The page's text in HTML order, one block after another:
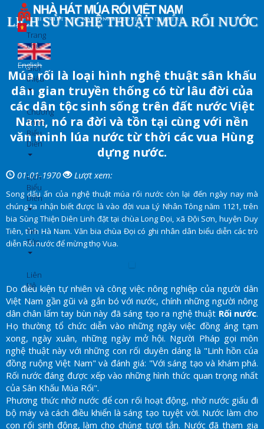
đến
nội
dung
English
Trang
chủ
Giới
thiệu
Chương
Trình
Biểu
Diễn
Lịch
Biểu
Diễn
Tin
Tức
Liên
Hệ
LỊCH SỬ NGHỆ THUẬT MÚA RỐI NƯỚC
Múa rối là loại hình nghệ thuật sân khấu
dân gian truyền thống có từ lâu đời của
các dân tộc sinh sống trên đất nước Việt
Nam, nó ra đời và tồn tại cùng với nền
văn minh lúa nước từ thời các vua Hùng
dựng nước.
01-01-1970 Lượt xem:
Song dấu ấn của nghệ thuật múa rối nước còn lại đến ngày nay mà
chúng ta nhận biết được là vào đời vua Lý Nhân Tông năm 1121, trên
bia Sùng Thiện Diên Linh đặt tại chùa Long Ðọi, xã Đội Sơn, huyện Duy
Tiên, tỉnh Hà Nam. Văn bia chùa Đọi có ghi nhân dân biểu diễn các trò
diễn Rối nước để mừng thọ Vua.
Do điều kiện tự nhiên và công việc nông nghiệp của người dân
Việt Nam gần gũi và gắn bó với nước, chính những người nông
dân chân lấm tay bùn này đã sáng tạo ra nghệ thuật Rối nước.
Họ thường tổ chức diễn vào những ngày việc đồng áng tạm
xong, ngày xuân, những ngày mở hội. Người Pháp gọi môn
nghệ thuật này với những con rối duyên dáng là "Linh hồn của
đồng ruộng Việt Nam" và đánh giá: "Với sáng tạo và khám phá.
Rối nước đáng được xếp vào những hình thức quan trọng nhất
của Sân Khấu Múa Rối".
Phương thức nhờ nước để con rối hoạt động, nhờ nước giấu đi
bộ máy và cách điều khiển là sáng tạo tuyệt vời. Nước làm cho
con rối sinh động, làm cho chúng tươi tắn. Nước đã tham gia